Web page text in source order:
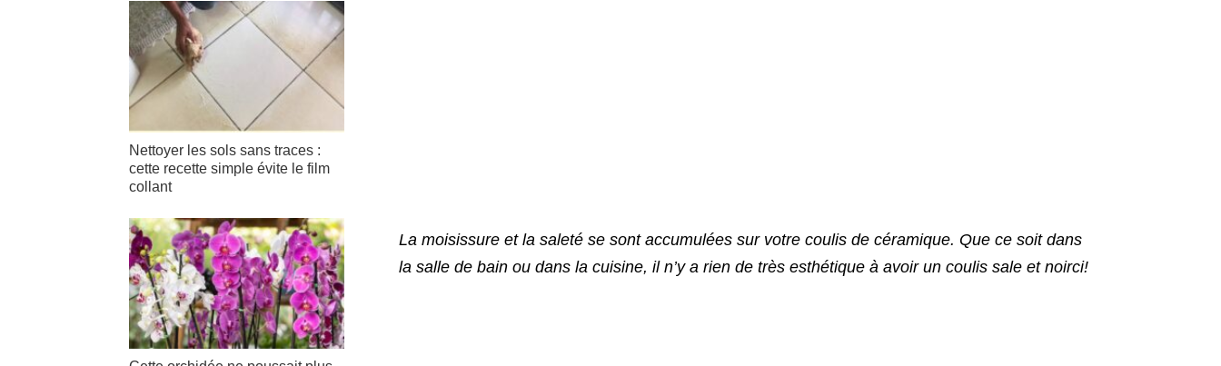
La moisissure et la saleté se sont accumulées sur votre coulis de céramique. Que ce soit dans
la salle de bain ou dans la cuisine, il n’y a rien de très esthétique à avoir un coulis sale et noirci!
Nettoyer les sols sans traces :
cette recette simple évite le film
collant